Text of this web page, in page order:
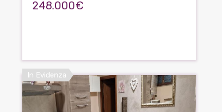
248.000€
In Evidenza